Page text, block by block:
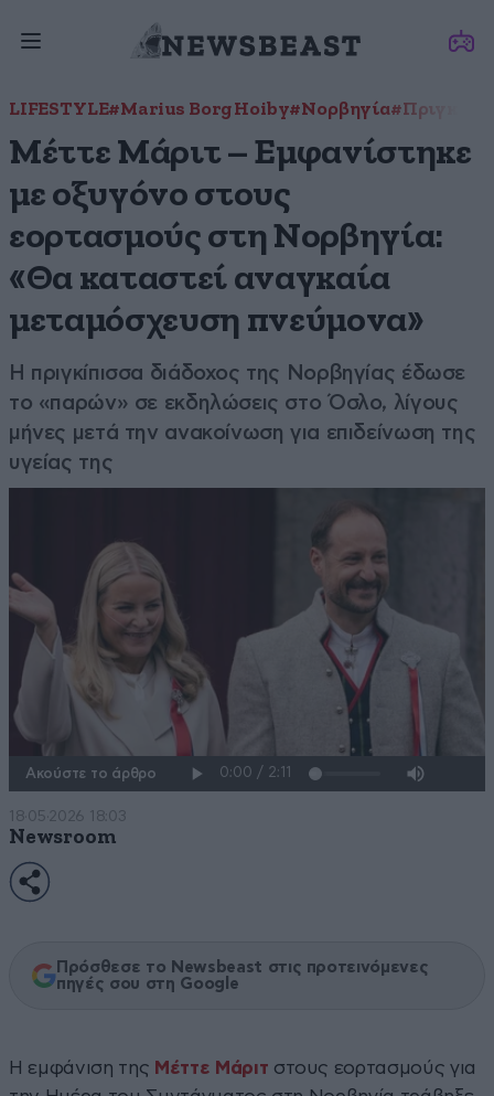
LIFESTYLE#Marius Borg Hoiby#Νορβηγία
Μέττε Μάριτ – Εμφανίστηκε
με οξυγόνο στους
εορτασμούς στη Νορβηγία:
«Θα καταστεί αναγκαία
μεταμόσχευση πνεύμονα»
Η πριγκίπισσα διάδοχος της Νορβηγίας έδωσε
το «παρών» σε εκδηλώσεις στο Όσλο, λίγους
μήνες μετά την ανακοίνωση για επιδείνωση της
υγείας της
Ακούστε το άρθρο
18·05·2026 18:03
Newsroom
Πρόσθεσε το Newsbeast στις προτεινόμενες
πηγές σου στη Google
Η εμφάνιση της Μέττε Μάριτ στους εορτασμούς για